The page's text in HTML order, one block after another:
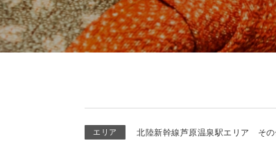
エリア 北陸新幹線芦原温泉駅エリア そ